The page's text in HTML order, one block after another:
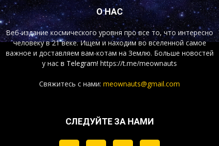
О НАС
Веб-издание космического уровня про все то, что интересно
человеку в 21 веке. Ищем и находим во вселенной самое
важное и доставляем вам-котам на Землю. Больше новостей
у нас в Telegram! https://t.me/meownauts
Свяжитесь с нами: meownauts@gmail.com
СЛЕДУЙТЕ ЗА НАМИ